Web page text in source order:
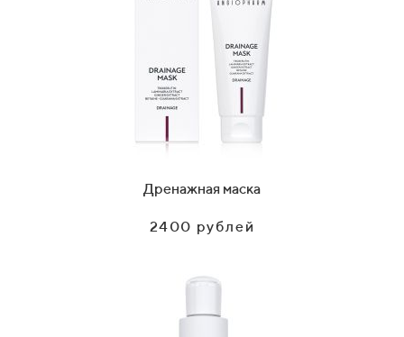
Дренажная маска
2400 рублей